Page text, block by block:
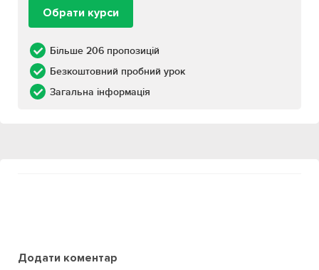
Обрати курси
Більше 206 пропозицій
Безкоштовний пробний урок
Загальна інформація
Додати коментар